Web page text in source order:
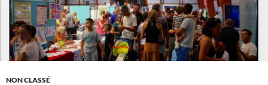
NON CLASSÉ